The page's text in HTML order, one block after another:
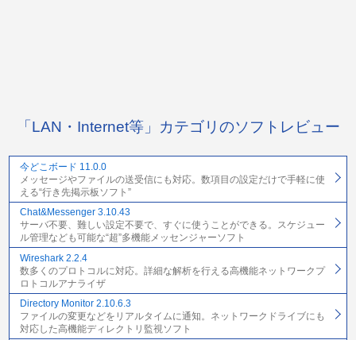
「LAN・Internet等」カテゴリのソフトレビュー
今どこボード 11.0.0
メッセージやファイルの送受信にも対応。数項目の設定だけで手軽に使
える“行き先掲示板ソフト”
Chat&Messenger 3.10.43
サーバ不要、難しい設定不要で、すぐに使うことができる。スケジュー
ル管理なども可能な“超”多機能メッセンジャーソフト
Wireshark 2.2.4
数多くのプロトコルに対応。詳細な解析を行える高機能ネットワークプ
ロトコルアナライザ
Directory Monitor 2.10.6.3
ファイルの変更などをリアルタイムに通知。ネットワークドライブにも
対応した高機能ディレクトリ監視ソフト